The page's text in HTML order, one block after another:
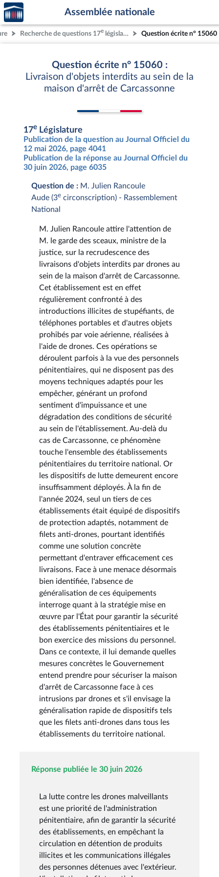
Aller au contenu
Aller en bas de la page
Accèder
à la
page
d'accueil
Assemblée nationale
Recherche de questions 17e législature Question écrite n° 15060
Question écrite n° 15060 :
Livraison d'objets interdits au sein de la
maison d'arrêt de Carcassonne
17e Législature
Publication de la question au Journal Officiel du
12 mai 2026, page 4041
Publication de la réponse au Journal Officiel du
30 juin 2026, page 6035
Question de : M. Julien Rancoule
Aude (3e circonscription) - Rassemblement
National
M. Julien Rancoule attire l'attention de
M. le garde des sceaux, ministre de la
justice, sur la recrudescence des
livraisons d'objets interdits par drones au
sein de la maison d'arrêt de Carcassonne.
Cet établissement est en effet
régulièrement confronté à des
introductions illicites de stupéfiants, de
téléphones portables et d'autres objets
prohibés par voie aérienne, réalisées à
l'aide de drones. Ces opérations se
déroulent parfois à la vue des personnels
pénitentiaires, qui ne disposent pas des
moyens techniques adaptés pour les
empêcher, générant un profond
sentiment d'impuissance et une
dégradation des conditions de sécurité
au sein de l'établissement. Au-delà du
cas de Carcassonne, ce phénomène
touche l'ensemble des établissements
pénitentiaires du territoire national. Or
les dispositifs de lutte demeurent encore
insuffisamment déployés. À la fin de
l'année 2024, seul un tiers de ces
établissements était équipé de dispositifs
de protection adaptés, notamment de
filets anti-drones, pourtant identifiés
comme une solution concrète
permettant d'entraver efficacement ces
livraisons. Face à une menace désormais
bien identifiée, l'absence de
généralisation de ces équipements
interroge quant à la stratégie mise en
œuvre par l'État pour garantir la sécurité
des établissements pénitentiaires et le
bon exercice des missions du personnel.
Dans ce contexte, il lui demande quelles
mesures concrètes le Gouvernement
entend prendre pour sécuriser la maison
d'arrêt de Carcassonne face à ces
intrusions par drones et s'il envisage la
généralisation rapide de dispositifs tels
que les filets anti-drones dans tous les
établissements du territoire national.
Réponse publiée le 30 juin 2026
La lutte contre les drones malveillants
est une priorité de l'administration
pénitentiaire, afin de garantir la sécurité
des établissements, en empêchant la
circulation en détention de produits
illicites et les communications illégales
des personnes détenues avec l'extérieur.